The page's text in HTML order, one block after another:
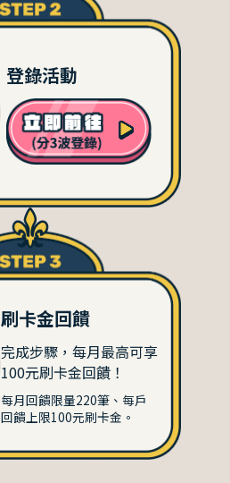
登錄活動
刷卡金回饋
完成步驟，每月最高可享
100元刷卡金回饋！
每月回饋限量220筆、每戶
回饋上限100元刷卡金。